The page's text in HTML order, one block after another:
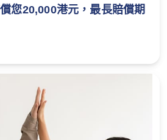
您20,000港元，最長賠償期